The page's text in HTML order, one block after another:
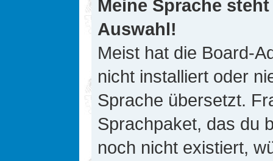
Meine Sprache
Auswahl!
Meist hat die Board-
nicht installiert oder
Sprache übersetzt.
Sprachpaket, das du
noch nicht existiert,